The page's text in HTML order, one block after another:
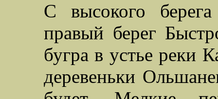
С высокого
правый берег
бугра в устье реки
деревеньки